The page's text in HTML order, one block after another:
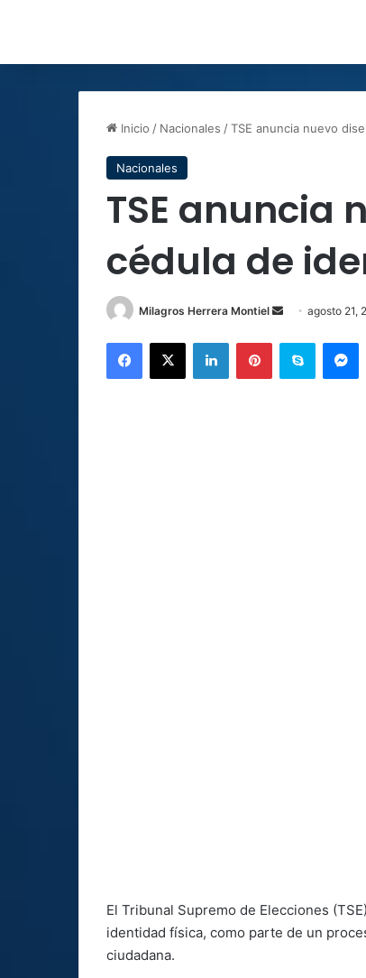
Inicio / Nacionales /TSE anuncia nuevo
Nacionales
TSE anuncia
cédula de
Milagros Herrera Montiel
Send
email
agosto 21,
Facebook
X LinkedInPinterestSkype
El Tribunal Supremo de Elecciones
identidad física, como parte de un
ciudadana.